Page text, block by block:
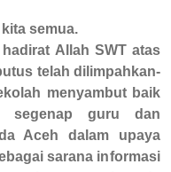
kita semua.
Allah SWT atas
telah dilimpahkan-
menyambut baik
segenap guru dan
Aceh
dalam
upaya
sarana informasi